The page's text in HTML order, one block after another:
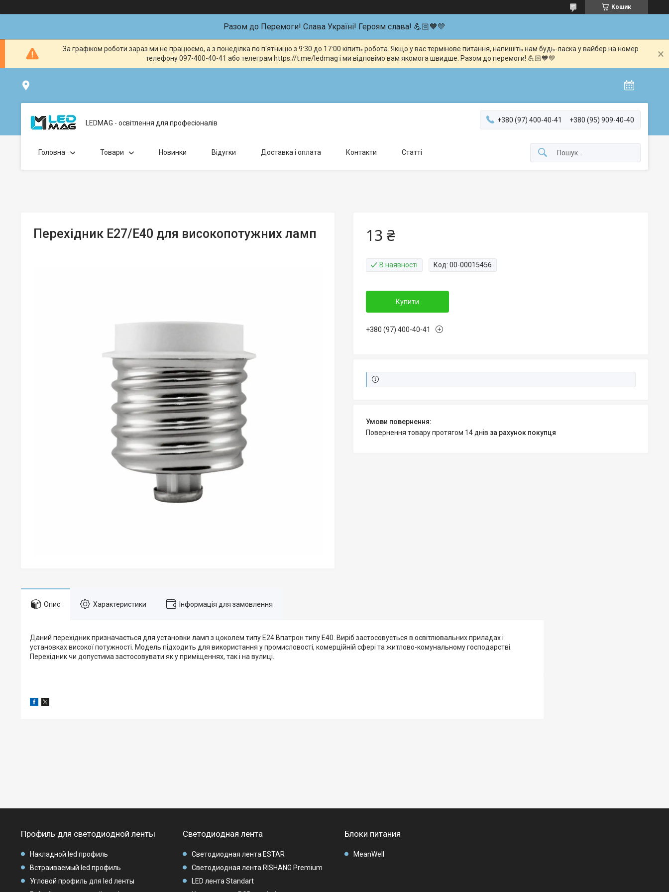
Кошик
Разом до Перемоги! Слава Україні! Героям слава! 💪🏻💙💛
За графіком роботи зараз ми не працюємо, а з понеділка по п'ятницю з 9:30 до 17:00 кіпить робота. Якщо у вас термінове питання, напишіть нам будь-ласка у вайбер на номер
телефону 097-400-40-41 або телеграм https://t.me/ledmag і ми відповімо вам якомога швидше. Разом до перемоги! 💪🏻💙💛
LEDMAG - освітлення для професіоналів +380 (97) 400-40-41 +380 (95) 909-40-40
Головна Товари Новинки Відугки Доставка і оплата Контакти Статті
Перехідник Е27/Е40 для високопотужних ламп 13 ₴
В наявності Код: 00-00015456
Купити
+380 (97) 400-40-41
повернення товару протягом 14 днів за рахунок покупця
Опис Характеристики Інформація для замовлення
Даний перехідник призначається для установки ламп з цоколем типу Е24 Впатрон типу Е40. Виріб застосовується в освітлювальних приладах і
установках високої потужності. Модель підходить для використання у промисловості, комерційній сфері та житлово-комунальному господарстві.
Перехідник чи допустима застосовувати як у приміщеннях, так і на вулиці.
Профиль для светодиодной ленты
Накладной led профиль
Встраиваемый led профиль
Угловой профиль для led ленты
Светодиодная лента
Светодиодная лента ESTAR
Светодиодная лента RISHANG Premium
LED лента Standart
Блоки питания
MeanWell